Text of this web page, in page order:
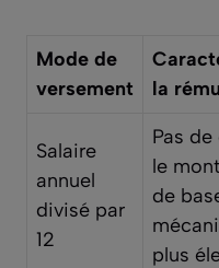
Mode de
versement
la
Salaire
annuel
divisé par
12
Pas
le
de
plus